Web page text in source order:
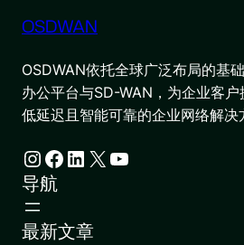
OSDWAN
OSDWAN依托全球广泛布局的基
办公平台与SD-WAN，为企业客
低延迟且智能可靠的企业网络解决
Instagram Facebook LinkedIn X YouTube
导航
最新文章